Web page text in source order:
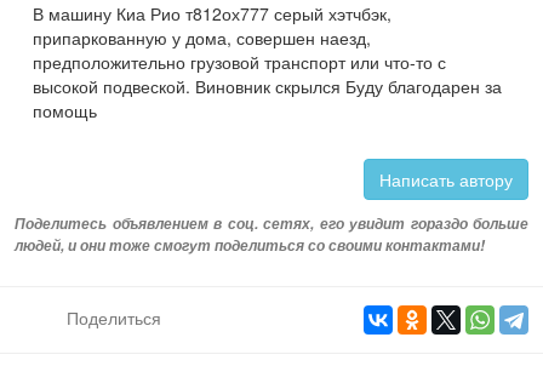
В машину Киа Рио т812ох777 серый хэтчбэк,
припаркованную у дома, совершен наезд,
предположительно грузовой транспорт или что-то с
высокой подвеской. Виновник скрылся Буду благодарен за
помощь
Написать автору
Поделитесь объявлением в соц. сетях, его увидит гораздо больше
людей, и они тоже смогут поделиться со своими контактами!
Поделиться